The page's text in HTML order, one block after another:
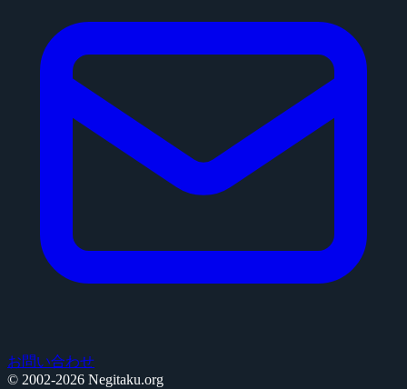
お問い合わせ
© 2002-2026 Negitaku.org